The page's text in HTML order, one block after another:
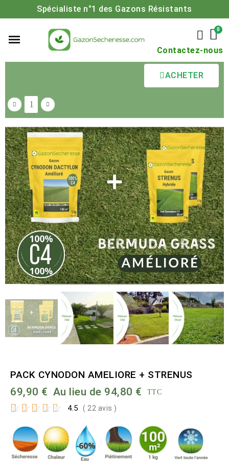
Spécialiste n°1 des Gazons Résistants
Contactez-nous
ACHETER
PACK CYNODON AMELIORE + STRENUS
69,90 € Au lieu de 94,80 € TTC
☆ ☆ ☆ ☆ ☆ 4.5 ( 22 avis )